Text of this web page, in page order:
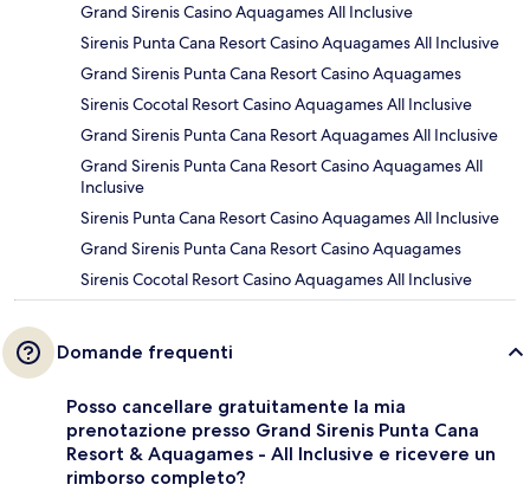
Grand Sirenis Casino Aquagames All Inclusive
Sirenis Punta Cana Resort Casino Aquagames All Inclusive
Grand Sirenis Punta Cana Resort Casino Aquagames
Sirenis Cocotal Resort Casino Aquagames All Inclusive
Grand Sirenis Punta Cana Resort Aquagames All Inclusive
Grand Sirenis Punta Cana Resort Casino Aquagames All
Inclusive
Sirenis Punta Cana Resort Casino Aquagames All Inclusive
Grand Sirenis Punta Cana Resort Casino Aquagames
Sirenis Cocotal Resort Casino Aquagames All Inclusive
Domande frequenti
Posso cancellare gratuitamente la mia
prenotazione presso Grand Sirenis Punta Cana
Resort & Aquagames - All Inclusive e ricevere un
rimborso completo?